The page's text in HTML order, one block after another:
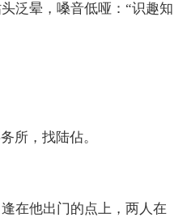
泛晕，嗓音低哑：“识趣知
所，找陆佔。
在他出门的点上，两人在